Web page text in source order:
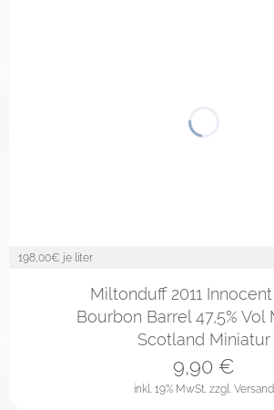
198,00€ je liter
Miltonduff 2011
Bourbon Barrel 47,5% Vol
Scotland Miniatur
inkl. 19% MwSt. zzgl. Versand
9,90 €